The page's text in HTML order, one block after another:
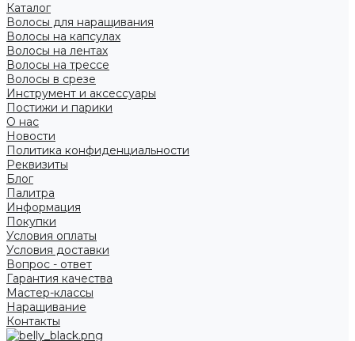
Каталог
Волосы для наращивания
Волосы на капсулах
Волосы на лентах
Волосы на трессе
Волосы в срезе
Инструмент и аксессуары
Постижи и парики
О нас
Новости
Политика конфиденциальности
Реквизиты
Блог
Палитра
Информация
Покупки
Условия оплаты
Условия доставки
Вопрос - ответ
Гарантия качества
Мастер-классы
Наращивание
Контакты